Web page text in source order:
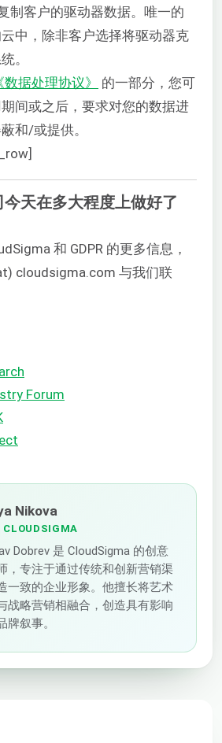
制客户的驱动器数据。唯一的
中，除非客户选择将驱动器克
。
数据处理协议》
的一部分，您可
间或之后，要求对您的数据进
和/或提供。
天在多大程度上做好了
和 GDPR 的更多信息，
cloudsigma.com 与我们联
Forum
Nikova
CLOUDSIGMA
Dobrev 是 CloudSigma 的创意
，专注于通过传统和创新营销渠
一致的企业形象。他擅长将艺术
战略营销相融合，创造具有影响
牌叙事。